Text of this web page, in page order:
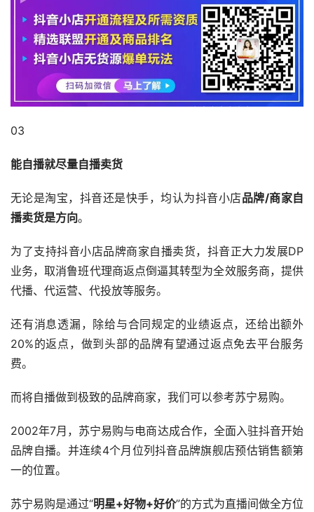
03
能自播就尽量自播卖货
无论是淘宝，抖音还是快手，均认为抖音小店品牌/商家自
播卖货是方向。
为了支持抖音小店品牌商家自播卖货，抖音正大力发展DP
业务，取消鲁班代理商返点倒逼其转型为全效服务商，提供
代播、代运营、代投放等服务。
还有消息透漏，除给与合同规定的业绩返点，还给出额外
20%的返点，做到头部的品牌有望通过返点免去平台服务
费。
而将自播做到极致的品牌商家，我们可以参考苏宁易购。
2002年7月，苏宁易购与电商达成合作，全面入驻抖音开始
品牌自播。并连续4个月位列抖音品牌旗舰店预估销售额第
一的位置。
苏宁易购是通过“明星+好物+好价”的方式为直播间做全方位